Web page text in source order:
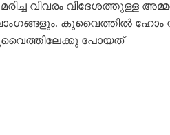
വിവരം വിദേശത്തുള്ള
കുവൈത്തില്‍ ഹോം
പോയത്